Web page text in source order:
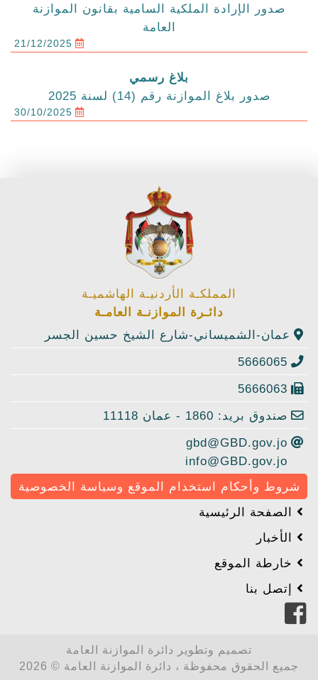
صدور الإرادة الملكية السامية بقانون الموازنة
العامة
21/12/2025
بلاغ رسمي
صدور بلاغ الموازنة رقم (14) لسنة 2025
30/10/2025
المملكـة الأردنيـة الهاشميـة
دائـرة الموازنـة العامـة
عمان-الشميساني-شارع الشيخ حسين الجسر
5666065
5666063
صندوق بريد: 1860 - عمان 11118
gbd@GBD.gov.jo
info@GBD.gov.jo
شروط وأحكام استخدام الموقع وسياسة الخصوصية
الصفحة الرئيسية
الأخبار
خارطة الموقع
إتصل بنا
تصميم وتطوير دائرة الموازنة العامة
جميع الحقوق محفوظة ، دائرة الموازنة العامة © 2026